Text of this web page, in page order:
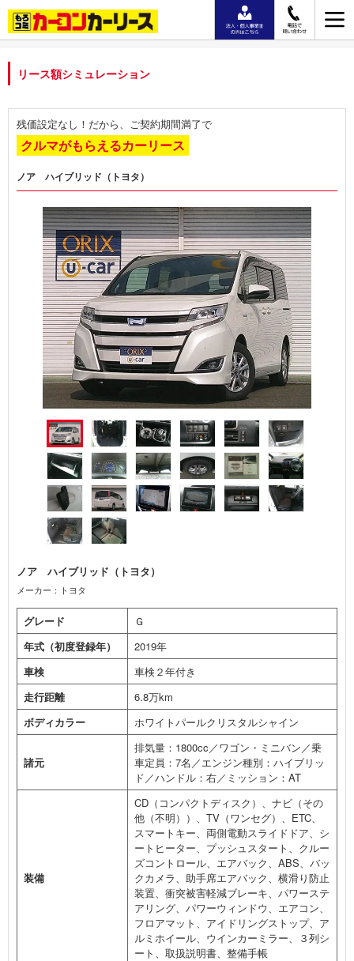
リース額シミュレーション
残価設定なし！だから、ご契約期間満了で
クルマがもらえるカーリース
ノア ハイブリッド（トヨタ）
ノア ハイブリッド（トヨタ）
メーカー：トヨタ
グレード
Ｇ
年式（初度登録年）
2019年
車検
車検２年付き
走行距離
6.8万km
ボディカラー
ホワイトパールクリスタルシャイン
諸元
排気量：1800cc／ワゴン・ミニバン／乗
車定員：7名／エンジン種別：ハイブリッ
ド／ハンドル：右／ミッション：AT
装備
CD（コンパクトディスク）、ナビ（その
他（不明））、TV（ワンセグ）、ETC、
スマートキー、両側電動スライドドア、シ
ートヒーター、プッシュスタート、クルー
ズコントロール、エアバック、ABS、バッ
クカメラ、助手席エアバック、横滑り防止
装置、衝突被害軽減ブレーキ、パワーステ
アリング、パワーウィンドウ、エアコン、
フロアマット、アイドリングストップ、ア
ルミホイール、ウインカーミラー、３列シ
ート、取扱説明書、整備手帳